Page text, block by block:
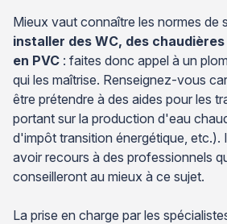
Mieux vaut connaître les normes de
installer des WC, des
en PVC : faites donc appel à un
qui les maîtrise. Renseignez-vous
être prétendre à des aides pour les
portant sur la production d'eau
d'impôt transition énergétique, etc.).
avoir recours à des professionnels
conseilleront au mieux à ce sujet.
La prise en charge par les